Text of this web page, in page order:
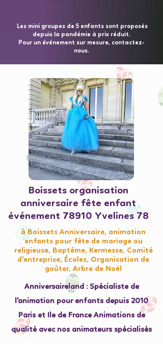
Les mini groupes de 5 enfants sont proposés
depuis la pandémie à prix réduit.
Pour un événement sur mesure, contactez-
nous.
Boissets organisation
anniversaire fête enfant
événement 78910 Yvelines 78
à Boissets Anniversaire, animation
enfants pour fête de mariage ou
religieuse, Baptême, Kermesse, Comité
d'entreprise, Écoles, Organisation de
goûter, Arbre de Noël
Anniversaireland : Spécialiste de
l'animation pour enfants depuis 2010
Paris et Ile de France Animations de
qualité avec nos animateurs spécialisés